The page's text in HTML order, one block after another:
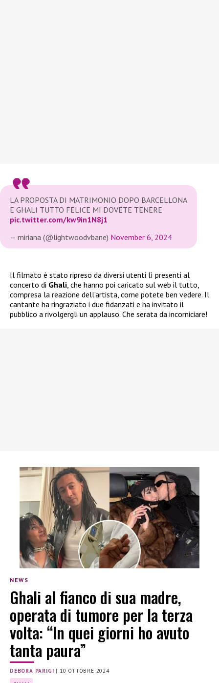
LA PROPOSTA DI MATRIMONIO DOPO BARCELLONA
E GHALI TUTTO FELICE MI DOVETE TENERE
pic.twitter.com/kw9in1N8j1
— miriana (@lightwoodvbane) November 6, 2024
Il filmato è stato ripreso da diversi utenti lì presenti al
concerto di Ghali, che hanno poi caricato sul web il tutto,
compresa la reazione dell’artista, come potete ben vedere. Il
cantante ha ringraziato i due fidanzati e ha invitato il
pubblico a rivolgergli un applauso. Che serata da incorniciare!
NEWS
Ghali al fianco di sua madre,
operata di tumore per la terza
volta: “In quei giorni ho avuto
tanta paura”
DEBORA PARIGI | 10 OTTOBRE 2024